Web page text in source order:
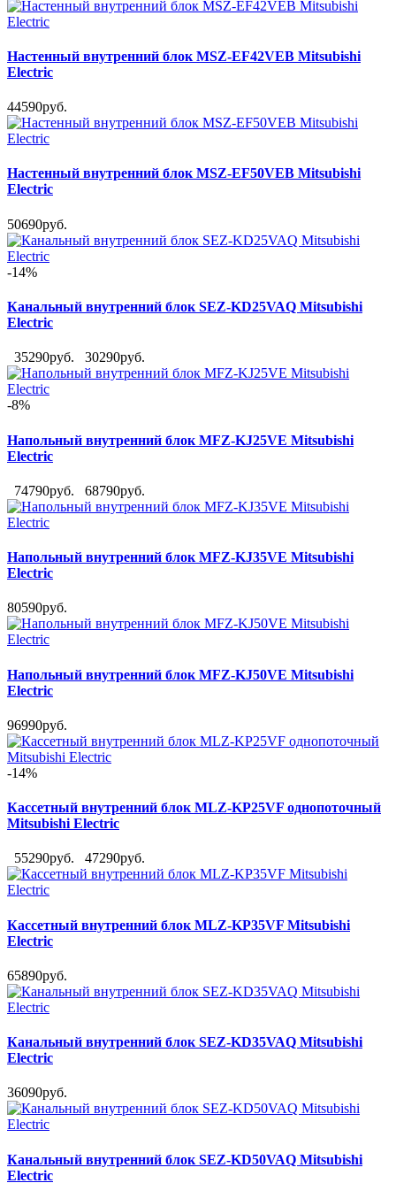
Настенный внутренний блок MSZ-EF42VEB Mitsubishi
Electric
44590руб.
Настенный внутренний блок MSZ-EF50VEB Mitsubishi
Electric
50690руб.
-14%
Канальный внутренний блок SEZ-KD25VAQ Mitsubishi
Electric
35290руб. 30290руб.
-8%
Напольный внутренний блок MFZ-KJ25VE Mitsubishi
Electric
74790руб. 68790руб.
Напольный внутренний блок MFZ-KJ35VE Mitsubishi
Electric
80590руб.
Напольный внутренний блок MFZ-KJ50VE Mitsubishi
Electric
96990руб.
-14%
Кассетный внутренний блок MLZ-KP25VF однопоточный
Mitsubishi Electric
55290руб. 47290руб.
Кассетный внутренний блок MLZ-KP35VF Mitsubishi
Electric
65890руб.
Канальный внутренний блок SEZ-KD35VAQ Mitsubishi
Electric
36090руб.
Канальный внутренний блок SEZ-KD50VAQ Mitsubishi
Electric